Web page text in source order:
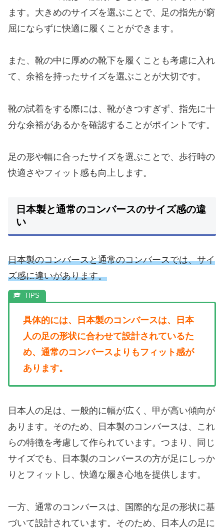
ます。大きめのサイズを選ぶことで、足の指先が窮
屈にならずに快適に履くことができます。
また、靴の中に厚めの靴下を履くことも考慮に入れ
て、余裕を持ったサイズを選ぶことが大切です。
靴の試着をする際には、靴がきつすぎず、指先に十
分な余裕があるかを確認することがポイントです。
足の形や幅に合ったサイズを選ぶことで、歩行時の
快適さやフィット感も向上します。
日本製と通常のコンバースのサイズ感の違
い
日本製のコンバースと通常のコンバースでは、サイ
ズ感に違いがあります。
具体的には、日本製のコンバースは、日本
人の足の形状に合わせて設計されているた
め、通常のコンバースよりもフィット感が
あります。
日本人の足は、一般的に幅が広く、甲が高い傾向が
あります。そのため、日本製のコンバースは、これ
らの特徴を考慮して作られています。つまり、同じ
サイズでも、日本製のコンバースの方が足にしっか
りとフィットし、快適な履き心地を提供します。
一方、通常のコンバースは、国際的な足の形状に基
づいて設計されています。そのため、日本人の足に